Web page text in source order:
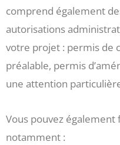
comprend également
autorisations
votre projet : permis de
préalable, permis
une attention
Vous pouvez également
notamment :